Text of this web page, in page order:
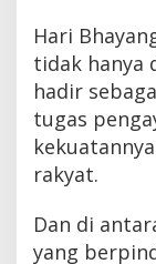
Hari
tidak hanya
hadir
tugas
rakyat.
Dan di
yang